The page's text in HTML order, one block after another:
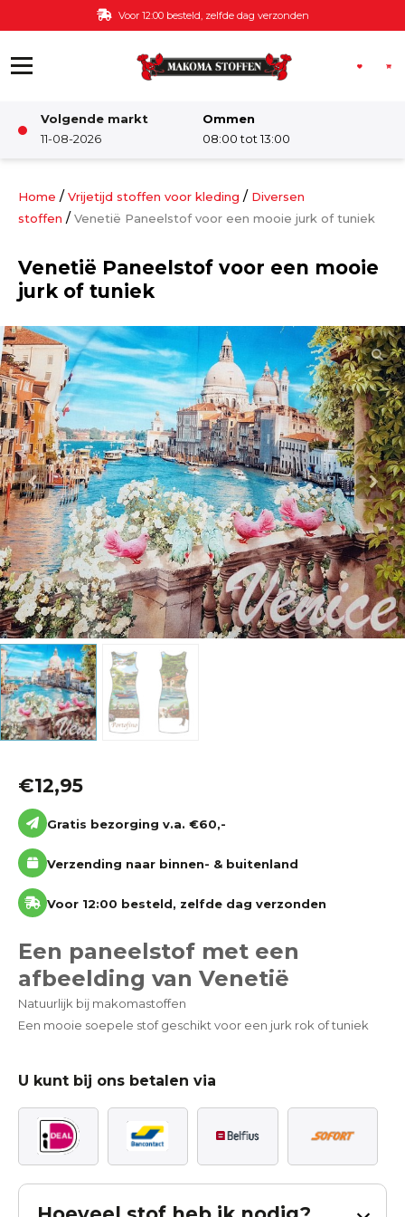
Ga naar de inhoud Voor 12:00 besteld, zelfde dag verzonden
Volgende markt
11-08-2026
Ommen
08:00 tot 13:00
Damesstoffen
Kinderkamer
Katoen
Grootverbruik
Tijdpakker stof
Home / Vrijetijd stoffen voor kleding / Diversen
stoffen / Venetië Paneelstof voor een mooie jurk of tuniek
Venetië Paneelstof voor een mooie
jurk of tuniek
€12,95
Gratis bezorging v.a. €60,-
Verzending naar binnen- & buitenland
Voor 12:00 besteld, zelfde dag verzonden
Een paneelstof met een
afbeelding van Venetië
Natuurlijk bij makomastoffen
Een mooie soepele stof geschikt voor een jurk rok of tuniek
U kunt bij ons betalen via